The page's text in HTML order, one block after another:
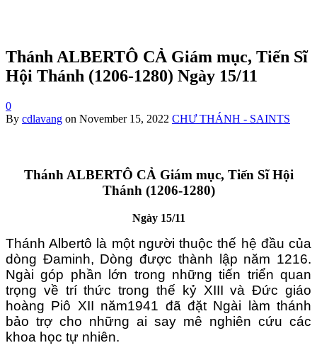
Thánh ALBERTÔ CẢ Giám mục, Tiến Sĩ
Hội Thánh (1206-1280) Ngày 15/11
0
By cdlavang on November 15, 2022 CHƯ THÁNH - SAINTS
Thánh ALBERTÔ CẢ Giám mục, Tiến Sĩ Hội
Thánh (1206-1280)
Ngày 15/11
Thánh Albertô là một người thuộc thế hệ đầu của
dòng Đaminh, Dòng được thành lập năm 1216.
Ngài góp phần lớn trong những tiến triển quan
trọng về trí thức trong thế kỷ XIII và Đức giáo
hoàng Piô XII năm1941 đã đặt Ngài làm thánh
bảo trợ cho những ai say mê nghiên cứu các
khoa học tự nhiên.